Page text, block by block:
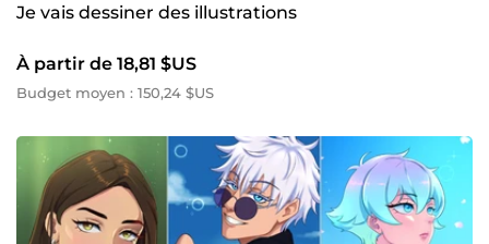
Je vais dessiner des illustrations
À partir de 18,81 $US
Budget moyen : 150,24 $US